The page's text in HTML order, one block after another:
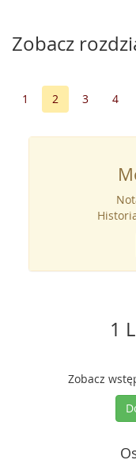
Zobacz
1 2 3 4
1
Zobacz